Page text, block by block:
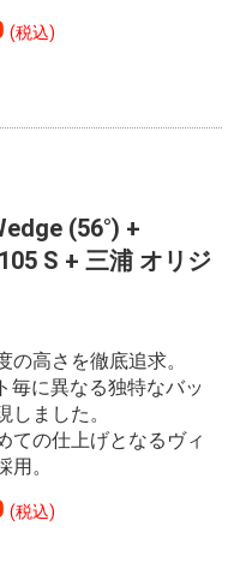
(税込)
(56°) +
S + 三浦 オリジ
高さを徹底追求。
毎に異なる独特なバッ
しました。
ての仕上げとなるヴィ
。
(税込)